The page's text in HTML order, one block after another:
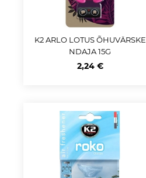
K2 ARLO LOTUS ÕHUVÄRSKE
NDAJA 15G
2,24 €